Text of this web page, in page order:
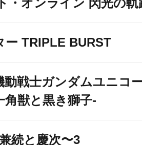
・オンライン 閃光の軌
ー TRIPLE BURST
動戦士ガンダムユニコ
角獣と黒き獅子-
続と慶次〜3